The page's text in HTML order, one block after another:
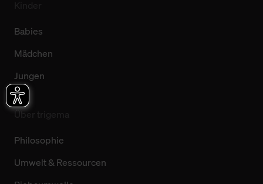
Babies
Mädchen
Jungen
Über trigema
Philosophie
Umwelt & Ressourcen